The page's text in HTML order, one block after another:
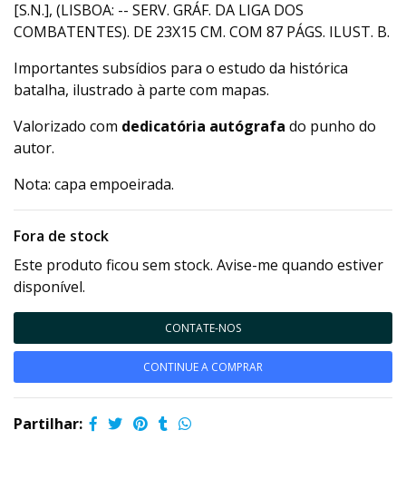
[S.N.], (LISBOA: -- SERV. GRÁF. DA LIGA DOS
COMBATENTES). DE 23X15 CM. COM 87 PÁGS. ILUST. B.
Importantes subsídios para o estudo da histórica
batalha, ilustrado à parte com mapas.
Valorizado com dedicatória autógrafa do punho do
autor.
Nota: capa empoeirada.
Fora de stock
Este produto ficou sem stock. Avise-me quando estiver
disponível.
CONTATE-NOS
CONTINUE A COMPRAR
Partilhar: